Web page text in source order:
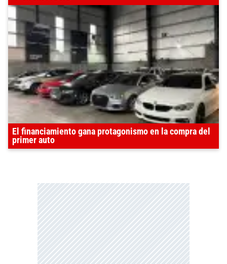
El financiamiento gana protagonismo en la compra del
primer auto